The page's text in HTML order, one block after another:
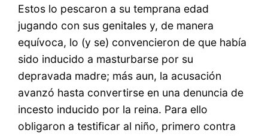
Estos lo pescaron a su temprana edad
jugando con sus genitales y, de manera
equívoca, lo (y se) convencieron de que había
sido inducido a masturbarse por su
depravada madre; más aun, la acusación
avanzó hasta convertirse en una denuncia de
incesto inducido por la reina. Para ello
obligaron a testificar al niño, primero contra